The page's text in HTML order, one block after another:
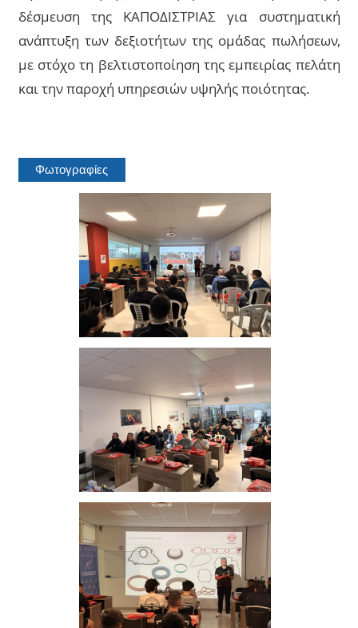
δέσμευση της ΚΑΠΟΔΙΣΤΡΙΑΣ για συστηματική
ανάπτυξη των δεξιοτήτων της ομάδας πωλήσεων,
με στόχο τη βελτιστοποίηση της εμπειρίας πελάτη
και την παροχή υπηρεσιών υψηλής ποιότητας.
Φωτογραφίες